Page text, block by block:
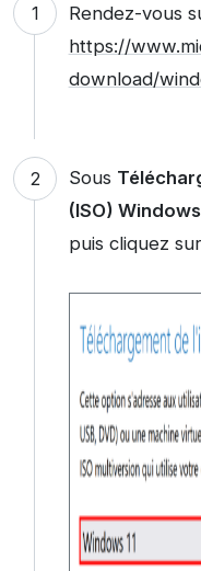
Rendez-vous
https://
download/
Sous
(ISO) Windows
puis cliquez